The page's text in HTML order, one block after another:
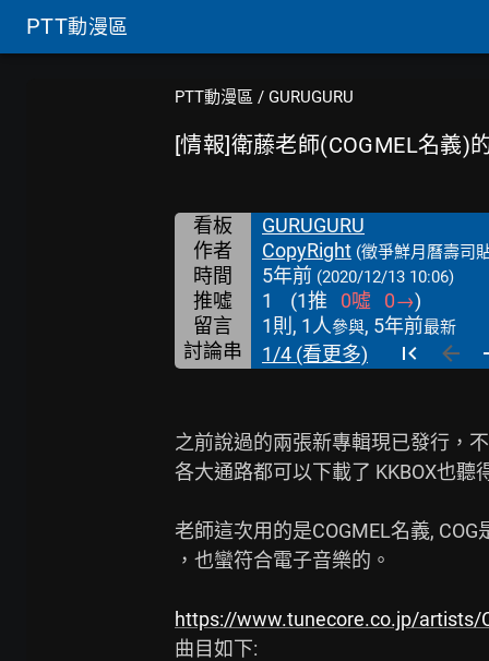
PTT動漫區
PTT動漫區 / GURUGURU
[情報]衛藤老師(COGMEL名義)
看板
GURUGURU
作者
CopyRight (徵爭鮮月曆壽司
時間 5年前 (2020/12/13 10:06)
推噓 1 (1推 0噓 0→)
留言
1則, 1人參與, 5年前最新
討論串 1/4 (看更多)
之前說過的兩張新專輯現已發行，
各大通路都可以下載了 KKBOX也聽
老師這次用的是COGMEL名義,
，也蠻符合電子音樂的。
https://www.tunecore.co.jp/artists/
曲目如下: